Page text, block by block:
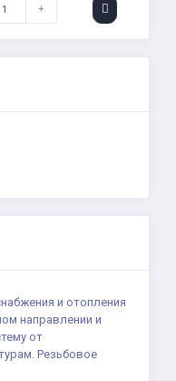
+
и отопления
направлении и
от
Резьбовое